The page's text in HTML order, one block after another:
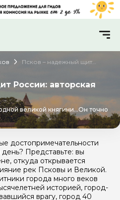
Псков – надежный щит
России: авторская
великой княгини…Он точно
достопримечательности
Представьте: вы
откуда открывается
рек Псковы и Великой.
города много веков
историей, город-
врагу, город 40